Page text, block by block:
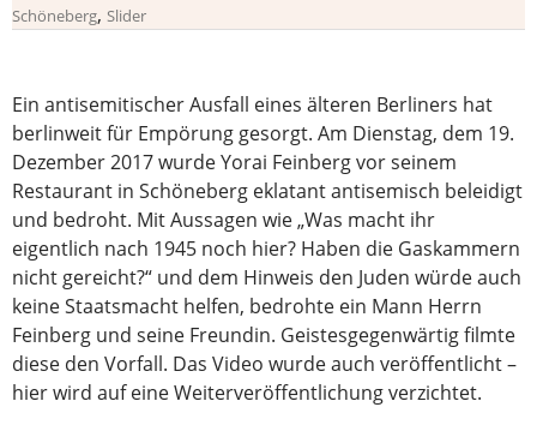
Schöneberg, Slider
Ein antisemitischer Ausfall eines älteren Berliners hat
berlinweit für Empörung gesorgt. Am Dienstag, dem 19.
Dezember 2017 wurde Yorai Feinberg vor seinem
Restaurant in Schöneberg eklatant antisemisch beleidigt
und bedroht. Mit Aussagen wie „Was macht ihr
eigentlich nach 1945 noch hier? Haben die Gaskammern
nicht gereicht?“ und dem Hinweis den Juden würde auch
keine Staatsmacht helfen, bedrohte ein Mann Herrn
Feinberg und seine Freundin. Geistesgegenwärtig filmte
diese den Vorfall. Das Video wurde auch veröffentlicht –
hier wird auf eine Weiterveröffentlichung verzichtet.